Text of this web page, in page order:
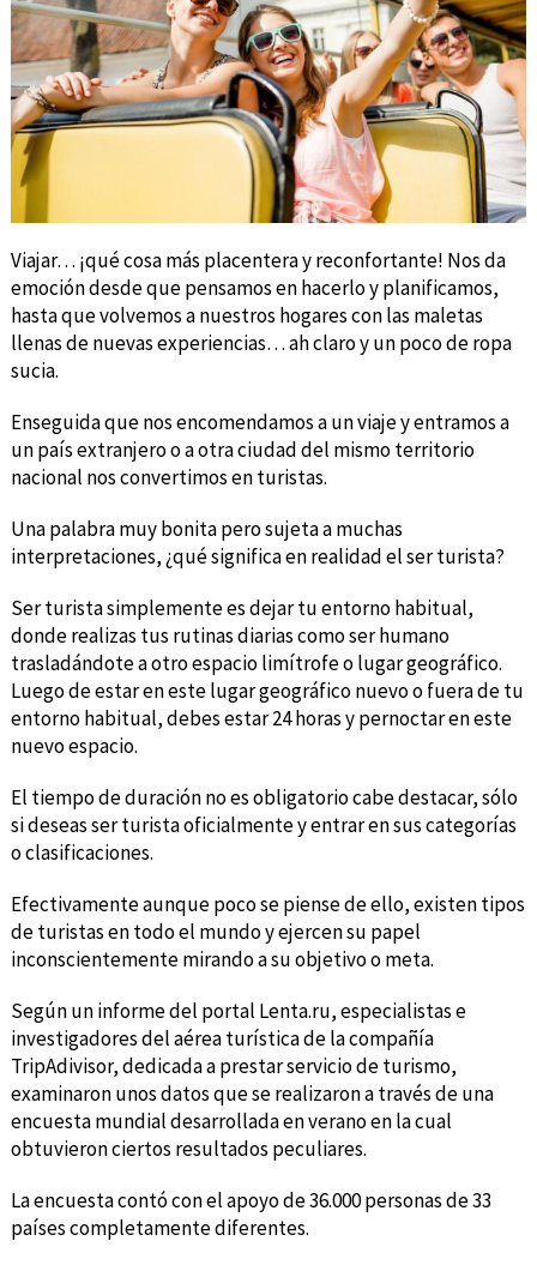
Viajar… ¡qué cosa más placentera y reconfortante! Nos da
emoción desde que pensamos en hacerlo y planificamos,
hasta que volvemos a nuestros hogares con las maletas
llenas de nuevas experiencias… ah claro y un poco de ropa
sucia.
Enseguida que nos encomendamos a un viaje y entramos a
un país extranjero o a otra ciudad del mismo territorio
nacional nos convertimos en turistas.
Una palabra muy bonita pero sujeta a muchas
interpretaciones, ¿qué significa en realidad el ser turista?
Ser turista simplemente es dejar tu entorno habitual,
donde realizas tus rutinas diarias como ser humano
trasladándote a otro espacio limítrofe o lugar geográfico.
Luego de estar en este lugar geográfico nuevo o fuera de tu
entorno habitual, debes estar 24 horas y pernoctar en este
nuevo espacio.
El tiempo de duración no es obligatorio cabe destacar, sólo
si deseas ser turista oficialmente y entrar en sus categorías
o clasificaciones.
Efectivamente aunque poco se piense de ello, existen tipos
de turistas en todo el mundo y ejercen su papel
inconscientemente mirando a su objetivo o meta.
Según un informe del portal Lenta.ru, especialistas e
investigadores del aérea turística de la compañía
TripAdivisor, dedicada a prestar servicio de turismo,
examinaron unos datos que se realizaron a través de una
encuesta mundial desarrollada en verano en la cual
obtuvieron ciertos resultados peculiares.
La encuesta contó con el apoyo de 36.000 personas de 33
países completamente diferentes.